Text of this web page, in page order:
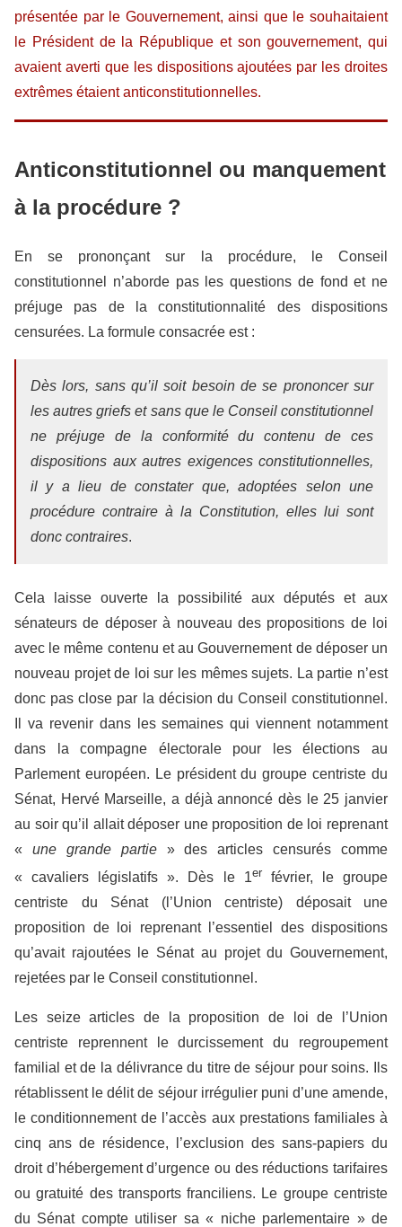
présentée par le Gouvernement, ainsi que le souhaitaient
le Président de la République et son gouvernement, qui
avaient averti que les dispositions ajoutées par les droites
extrêmes étaient anticonstitutionnelles.
Anticonstitutionnel ou manquement
à la procédure ?
En se prononçant sur la procédure, le Conseil
constitutionnel n’aborde pas les questions de fond et ne
préjuge pas de la constitutionnalité des dispositions
censurées. La formule consacrée est :
Dès lors, sans qu’il soit besoin de se prononcer sur
les autres griefs et sans que le Conseil constitutionnel
ne préjuge de la conformité du contenu de ces
dispositions aux autres exigences constitutionnelles,
il y a lieu de constater que, adoptées selon une
procédure contraire à la Constitution, elles lui sont
donc contraires.
Cela laisse ouverte la possibilité aux députés et aux
sénateurs de déposer à nouveau des propositions de loi
avec le même contenu et au Gouvernement de déposer un
nouveau projet de loi sur les mêmes sujets. La partie n’est
donc pas close par la décision du Conseil constitutionnel.
Il va revenir dans les semaines qui viennent notamment
dans la compagne électorale pour les élections au
Parlement européen. Le président du groupe centriste du
Sénat, Hervé Marseille, a déjà annoncé dès le 25 janvier
au soir qu’il allait déposer une proposition de loi reprenant
« une grande partie » des articles censurés comme
« cavaliers législatifs ». Dès le 1er février, le groupe
centriste du Sénat (l’Union centriste) déposait une
proposition de loi reprenant l’essentiel des dispositions
qu’avait rajoutées le Sénat au projet du Gouvernement,
rejetées par le Conseil constitutionnel.
Les seize articles de la proposition de loi de l’Union
centriste reprennent le durcissement du regroupement
familial et de la délivrance du titre de séjour pour soins. Ils
rétablissent le délit de séjour irrégulier puni d’une amende,
le conditionnement de l’accès aux prestations familiales à
cinq ans de résidence, l’exclusion des sans-papiers du
droit d’hébergement d’urgence ou des réductions tarifaires
ou gratuité des transports franciliens. Le groupe centriste
du Sénat compte utiliser sa « niche parlementaire » de